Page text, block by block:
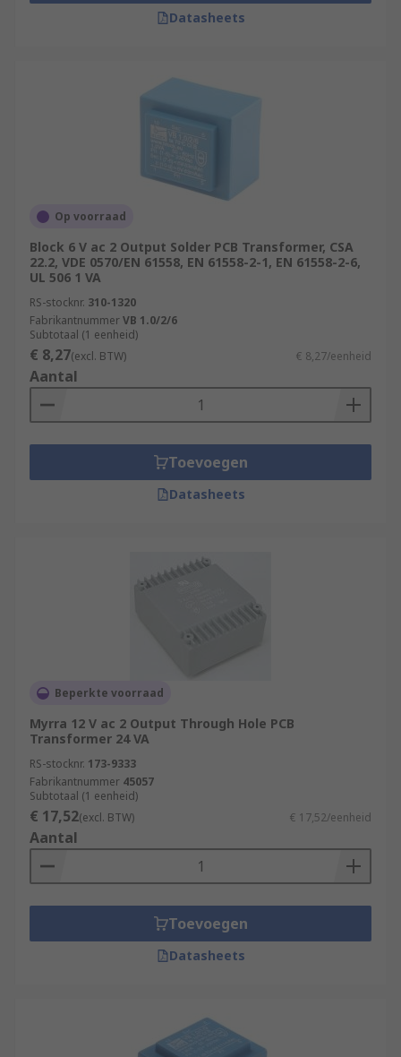
Datasheets
Op voorraad
Block 6 V ac 2 Output Solder PCB Transformer, CSA
22.2, VDE 0570/EN 61558, EN 61558-2-1, EN 61558-2-6,
UL 506 1 VA
RS-stocknr. 310-1320
FabrikantnummerVB 1.0/2/6
Subtotaal (1 eenheid)
€ 8,27(excl. BTW) € 8,27/eenheid
Aantal
Toevoegen
Datasheets
Beperkte voorraad
Myrra 12 V ac 2 Output Through Hole PCB
Transformer 24 VA
RS-stocknr. 173-9333
Fabrikantnummer 45057
Subtotaal (1 eenheid)
€ 17,52(excl. BTW) € 17,52/eenheid
Aantal
Toevoegen
Datasheets